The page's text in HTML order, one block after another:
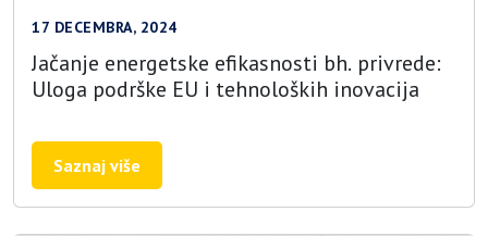
17 DECEMBRA, 2024
Jačanje energetske efikasnosti bh. privrede:
Uloga podrške EU i tehnoloških inovacija
Saznaj više